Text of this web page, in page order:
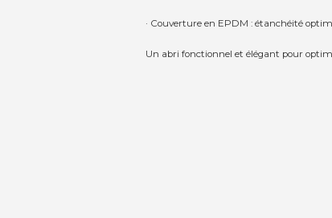
· Couverture en EPDM : étanchéité
Un abri fonctionnel et élégant pour